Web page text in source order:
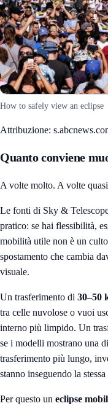
How to safely view an eclipse
Attribuzione:
Quanto conviene
A volte molto. A volte
Le fonti di Sky &
pratico: se hai flessibilità,
mobilità utile non è un
spostamento che cambia
visuale.
Un trasferimento di 30–50
tra celle nuvolose o vuoi
interno più limpido. Un
se i modelli mostrano una
trasferimento più lungo,
stanno inseguendo la
Per questo un eclipse